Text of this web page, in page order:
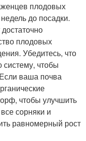
плодовых
до посадки.
плодовых
Убедитесь, что
чтобы
ваша почва
чтобы улучшить
сорняки и
равномерный рост